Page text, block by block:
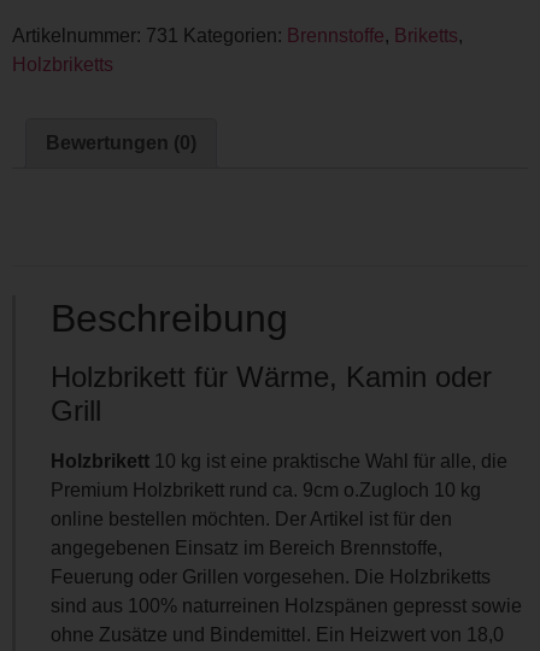
Artikelnummer: 731 Kategorien: Brennstoffe, Briketts,
Holzbriketts
Bewertungen (0)
Beschreibung
Holzbrikett für Wärme, Kamin oder
Grill
Holzbrikett10 kg ist eine praktische Wahl für alle, die
Premium Holzbrikett rund ca. 9cm o.Zugloch 10 kg
online bestellen möchten. Der Artikel ist für den
angegebenen Einsatz im Bereich Brennstoffe,
Feuerung oder Grillen vorgesehen. Die Holzbriketts
sind aus 100% naturreinen Holzspänen gepresst sowie
ohne Zusätze und Bindemittel. Ein Heizwert von 18,0